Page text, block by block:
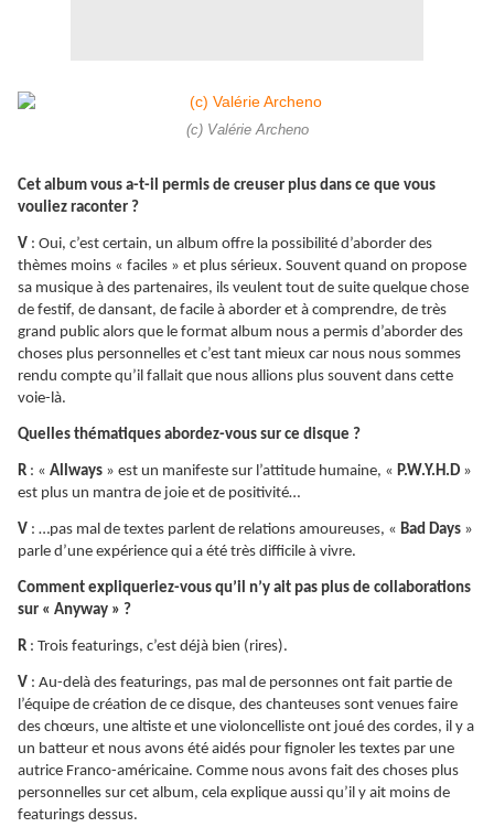
(c) Valérie Archeno
Cet album vous a-t-il permis de creuser plus dans ce que vous
vouliez raconter ?
V : Oui, c’est certain, un album offre la possibilité d’aborder des
thèmes moins « faciles » et plus sérieux. Souvent quand on propose
sa musique à des partenaires, ils veulent tout de suite quelque chose
de festif, de dansant, de facile à aborder et à comprendre, de très
grand public alors que le format album nous a permis d’aborder des
choses plus personnelles et c’est tant mieux car nous nous sommes
rendu compte qu’il fallait que nous allions plus souvent dans cette
voie-là.
Quelles thématiques abordez-vous sur ce disque ?
R : « Allways » est un manifeste sur l’attitude humaine, « P.W.Y.H.D »
est plus un mantra de joie et de positivité…
V : …pas mal de textes parlent de relations amoureuses, « Bad Days »
parle d’une expérience qui a été très difficile à vivre.
Comment expliqueriez-vous qu’il n’y ait pas plus de collaborations
sur « Anyway » ?
R : Trois featurings, c’est déjà bien (rires).
V : Au-delà des featurings, pas mal de personnes ont fait partie de
l’équipe de création de ce disque, des chanteuses sont venues faire
des chœurs, une altiste et une violoncelliste ont joué des cordes, il y a
un batteur et nous avons été aidés pour fignoler les textes par une
autrice Franco-américaine. Comme nous avons fait des choses plus
personnelles sur cet album, cela explique aussi qu’il y ait moins de
featurings dessus.